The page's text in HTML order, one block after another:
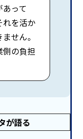
って
れを活か
せん。
側の負担
が語る